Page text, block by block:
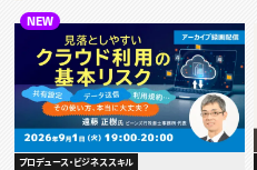
NEW
プロデュース・ビジネススキル